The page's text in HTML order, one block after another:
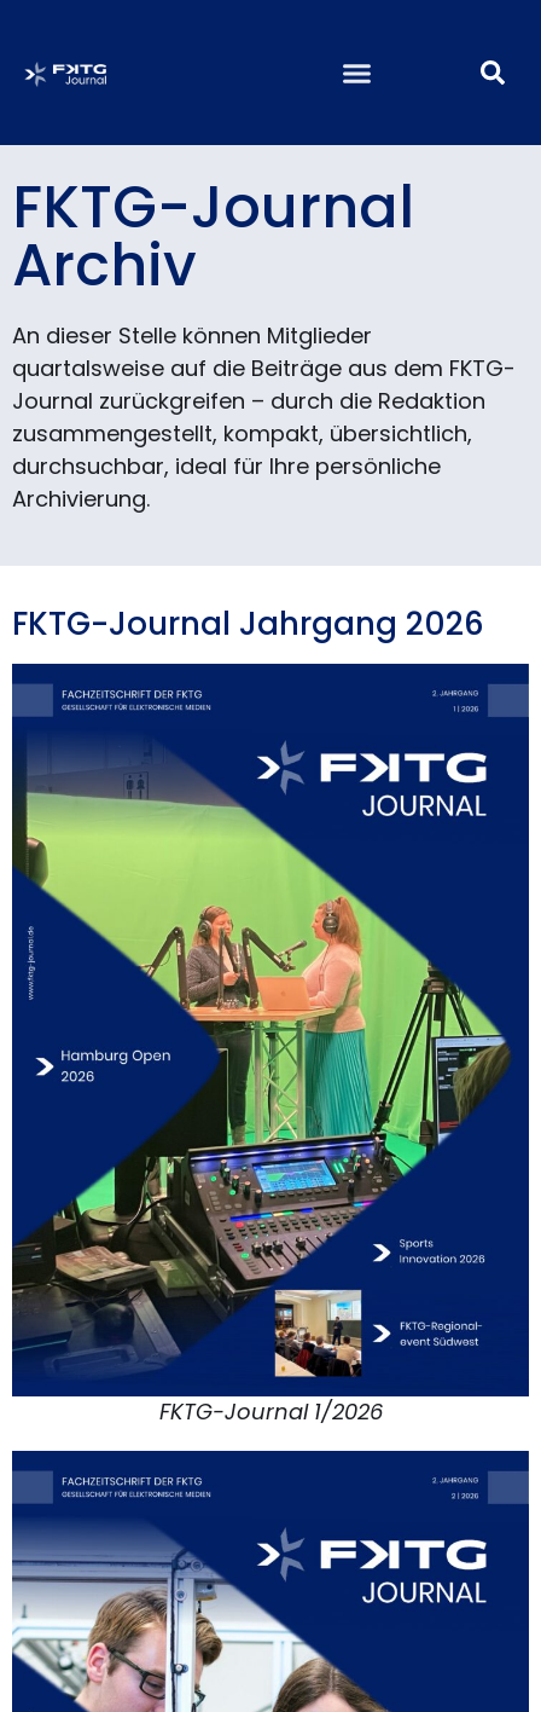
FKTG-Journal
Archiv
An dieser Stelle können Mitglieder
quartalsweise auf die Beiträge aus dem FKTG-
Journal zurückgreifen – durch die Redaktion
zusammengestellt, kompakt, übersichtlich,
durchsuchbar, ideal für Ihre persönliche
Archivierung.
FKTG-Journal Jahrgang 2026
FKTG-Journal 1/2026